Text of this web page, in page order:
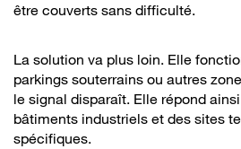
être couverts sans difficulté.
La solution va plus loin. Elle
parkings souterrains ou autres
le signal disparaît. Elle répond
bâtiments industriels et des sites
spécifiques.